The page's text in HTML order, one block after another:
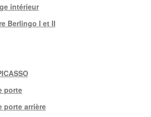
intérieur
Berlingo I et II
porte
porte arrière